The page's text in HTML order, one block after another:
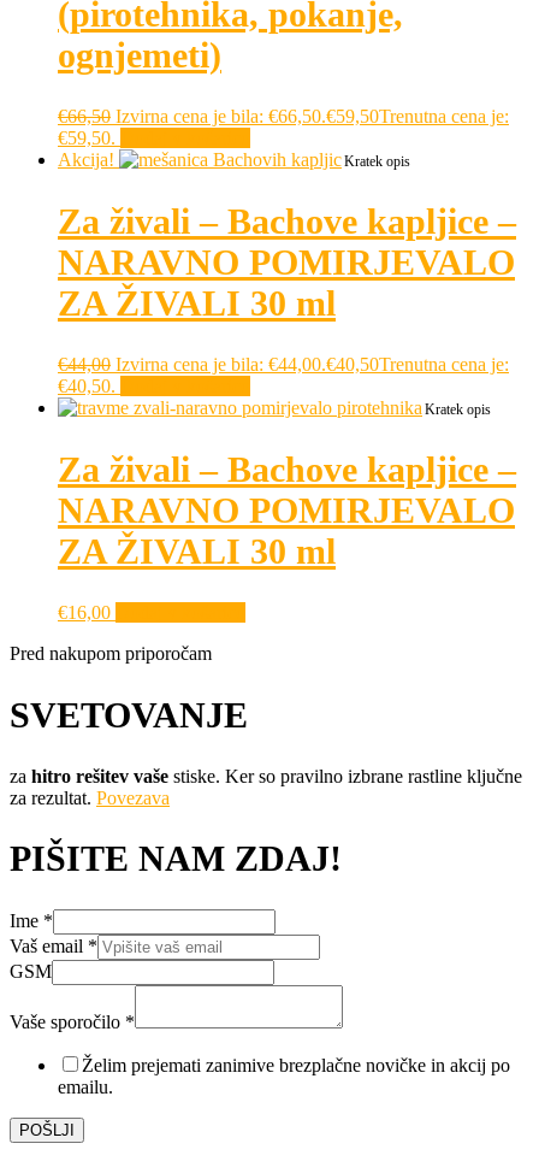
(pirotehnika, pokanje,
ognjemeti)
€66,50 Izvirna cena je bila: €66,50.€59,50Trenutna cena je:
€59,50.
Akcija!
Kratek opis
Za živali – Bachove kapljice –
NARAVNO POMIRJEVALO
ZA ŽIVALI 30 ml
€44,00 Izvirna cena je bila: €44,00.€40,50Trenutna cena je:
€40,50.
Kratek opis
Za živali – Bachove kapljice –
NARAVNO POMIRJEVALO
ZA ŽIVALI 30 ml
€16,00
Pred nakupom priporočam
SVETOVANJE
za hitro rešitev vaše stiske. Ker so pravilno izbrane rastline ključne
za rezultat. Povezava
PIŠITE NAM ZDAJ!
Ime *
Vaš email *
GSM
Vaše sporočilo *
Želim prejemati zanimive brezplačne novičke in akcij po
emailu.
POŠLJI